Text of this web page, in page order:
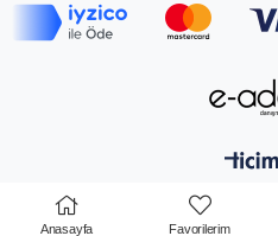
Anasayfa Favorilerim